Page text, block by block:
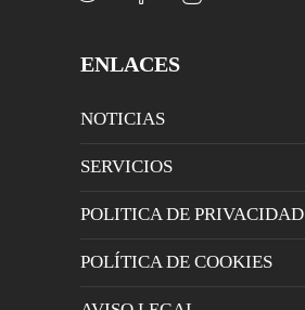
ENLACES
NOTICIAS
SERVICIOS
POLITICA DE PRIVACIDAD
POLÍTICA DE COOKIES